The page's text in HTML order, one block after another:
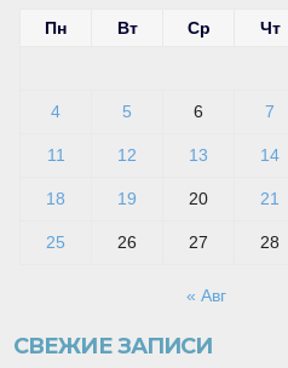
Пн Вт Ср Чт
4 5 6 7
11 12 13 14
18 19 20 21
25 26 27 28
« Авг
СВЕЖИЕ ЗАПИСИ